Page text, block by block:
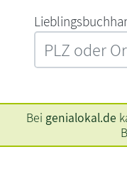
Bei genialokal.de